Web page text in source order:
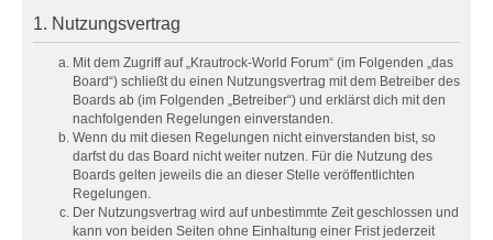
1. Nutzungsvertrag
Mit dem Zugriff auf „Krautrock-World Forum“ (im Folgenden „das
Board“) schließt du einen Nutzungsvertrag mit dem Betreiber des
Boards ab (im Folgenden „Betreiber“) und erklärst dich mit den
nachfolgenden Regelungen einverstanden.
Wenn du mit diesen Regelungen nicht einverstanden bist, so
darfst du das Board nicht weiter nutzen. Für die Nutzung des
Boards gelten jeweils die an dieser Stelle veröffentlichten
Regelungen.
Der Nutzungsvertrag wird auf unbestimmte Zeit geschlossen und
kann von beiden Seiten ohne Einhaltung einer Frist jederzeit